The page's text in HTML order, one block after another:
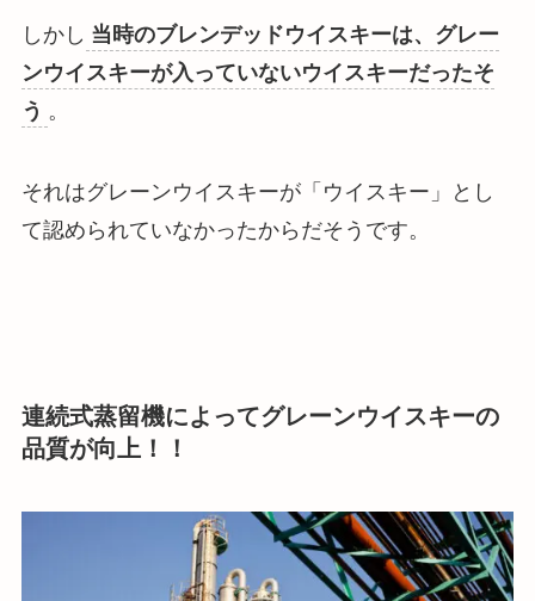
しかし 当時のブレンデッドウイスキーは、グレー
ンウイスキーが入っていないウイスキーだったそ
う 。
それはグレーンウイスキーが「ウイスキー」とし
て認められていなかったからだそうです。
連続式蒸留機によってグレーンウイスキーの
品質が向上！！